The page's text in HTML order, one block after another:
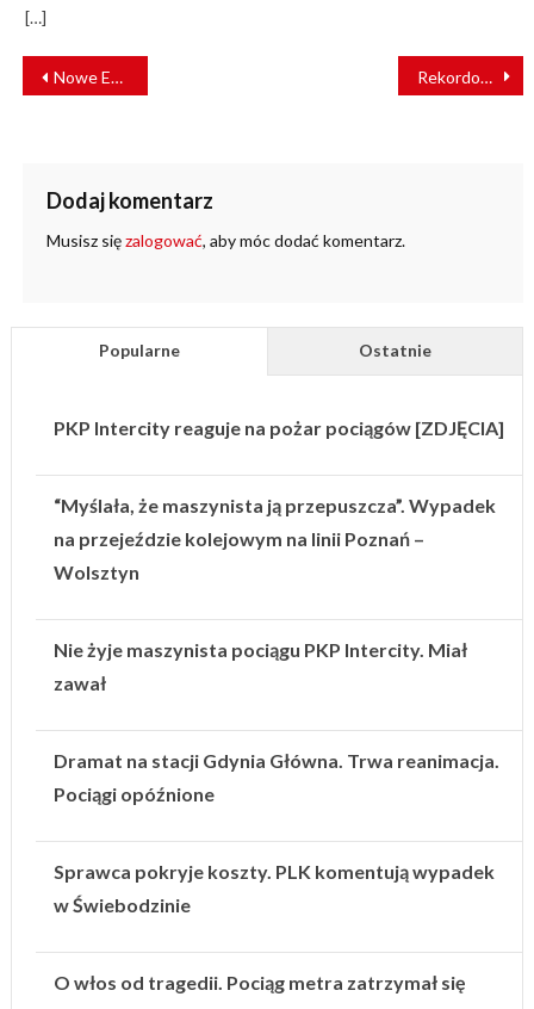
[…]
NAWIGACJA
WPISU
Nowe EZT dla Małopolski. W przetargu rywalizują NEWAG i PESA Rekordowe ferie. Pociągami PKP Intercity podróżowało aż 5 mln pasażerów
Dodaj komentarz
Musisz sięzalogować, aby móc dodać komentarz.
Popularne Ostatnie
PKP Intercity reaguje na pożar pociągów [ZDJĘCIA]
“Myślała, że maszynista ją przepuszcza”. Wypadek
na przejeździe kolejowym na linii Poznań –
Wolsztyn
Nie żyje maszynista pociągu PKP Intercity. Miał
zawał
Dramat na stacji Gdynia Główna. Trwa reanimacja.
Pociągi opóźnione
Sprawca pokryje koszty. PLK komentują wypadek
w Świebodzinie
O włos od tragedii. Pociąg metra zatrzymał się